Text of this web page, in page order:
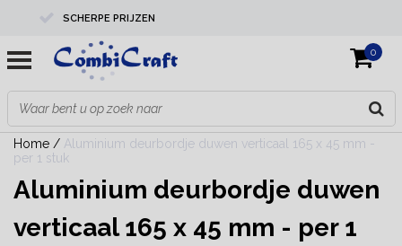
SCHERPE PRIJZEN
PROFESSIONELE KWALITEIT
EXPERTS IN MAATWERK
0
Home / Aluminium deurbordje duwen verticaal 165 x 45 mm -
per 1 stuk
Aluminium deurbordje duwen
verticaal 165 x 45 mm - per 1